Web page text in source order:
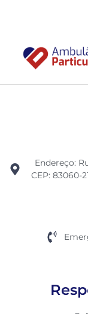
Endereço:
CEP: 83060-